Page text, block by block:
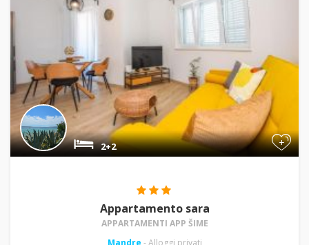
+
2+2
Appartamento sara
APPARTAMENTI APP ŠIME
Mandre - Alloggi privati